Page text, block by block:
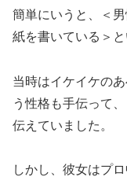
簡単にいうと、＜
紙を書いている＞と
当時はイケイケの
う性格も手伝って
伝えていました。
しかし、彼女はプロ